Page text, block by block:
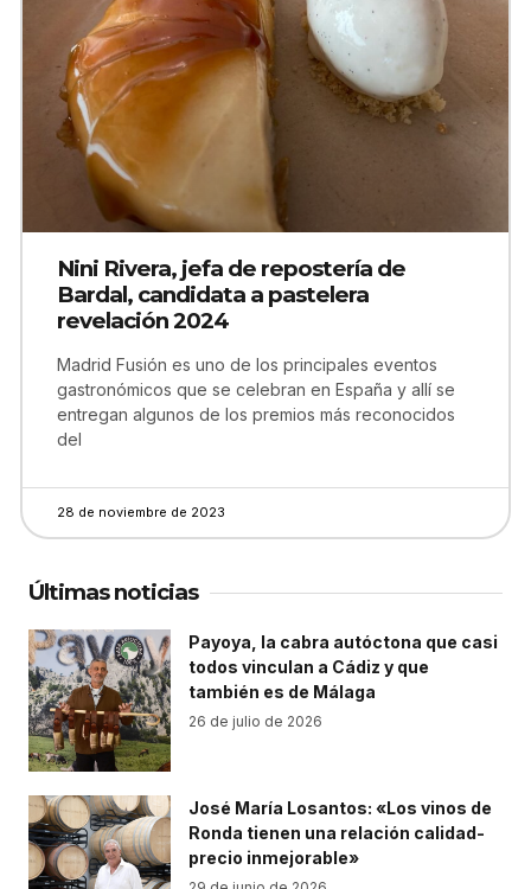
Nini Rivera, jefa de repostería de
Bardal, candidata a pastelera
revelación 2024
Madrid Fusión es uno de los principales eventos
gastronómicos que se celebran en España y allí se
entregan algunos de los premios más reconocidos
del
28 de noviembre de 2023
Últimas noticias
Payoya, la cabra autóctona que casi
todos vinculan a Cádiz y que
también es de Málaga
26 de julio de 2026
José María Losantos: «Los vinos de
Ronda tienen una relación calidad-
precio inmejorable»